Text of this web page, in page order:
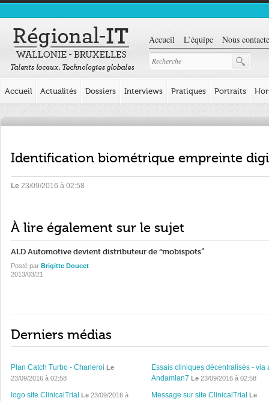
Accueil L’équipe Nous
Accueil Actualités Dossiers Interviews Pratiques Portraits
Identification biométrique empreinte
Le 23/09/2016 à 02:58
À lire également sur le sujet
ALD Automotive devient distributeur de “mobispots”
Posté par Brigitte Doucet
2013/03/21
Derniers médias
Plan Catch Turbo - Charleroi Le
23/09/2016 à 02:58
Essais cliniques décentralisés - via
Andamlan7 Le23/09/2016 à 02:58
logo site ClinicalTrial Le 23/09/2016 à
Message sur site ClinicalTrial Le